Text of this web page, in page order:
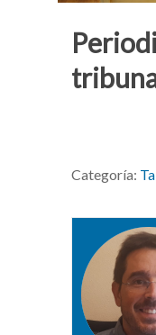
Categoría: